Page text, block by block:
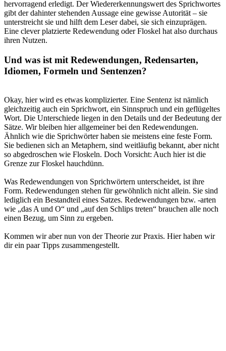
hervorragend erledigt. Der Wiedererkennungswert des Sprichwortes
gibt der dahinter stehenden Aussage eine gewisse Autorität – sie
unterstreicht sie und hilft dem Leser dabei, sie sich einzuprägen.
Eine clever platzierte Redewendung oder Floskel hat also durchaus
ihren Nutzen.
Und was ist mit Redewendungen, Redensarten,
Idiomen, Formeln und Sentenzen?
Okay, hier wird es etwas komplizierter. Eine Sentenz ist nämlich
gleichzeitig auch ein Sprichwort, ein Sinnspruch und ein geflügeltes
Wort. Die Unterschiede liegen in den Details und der Bedeutung der
Sätze. Wir bleiben hier allgemeiner bei den Redewendungen.
Ähnlich wie die Sprichwörter haben sie meistens eine feste Form.
Sie bedienen sich an Metaphern, sind weitläufig bekannt, aber nicht
so abgedroschen wie Floskeln. Doch Vorsicht: Auch hier ist die
Grenze zur Floskel hauchdünn.
Was Redewendungen von Sprichwörtern unterscheidet, ist ihre
Form. Redewendungen stehen für gewöhnlich nicht allein. Sie sind
lediglich ein Bestandteil eines Satzes. Redewendungen bzw. -arten
wie „das A und O“ und „auf den Schlips treten“ brauchen alle noch
einen Bezug, um Sinn zu ergeben.
Kommen wir aber nun von der Theorie zur Praxis. Hier haben wir
dir ein paar Tipps zusammengestellt.